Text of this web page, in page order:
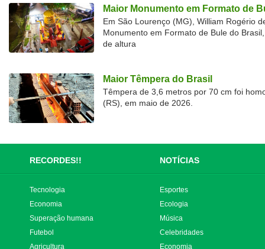
Maior Monumento em Formato de
Em São Lourenço (MG), William Rogério
Monumento em Formato de Bule do
de altura
Maior Têmpera do Brasil
Têmpera de 3,6 metros por 70 cm foi
(RS), em maio de 2026.
RECORDES!! NOTÍCIAS
Tecnologia
Economia
Superação humana
Futebol
Agricultura
Esportes
Ecologia
Música
Celebridades
Economia